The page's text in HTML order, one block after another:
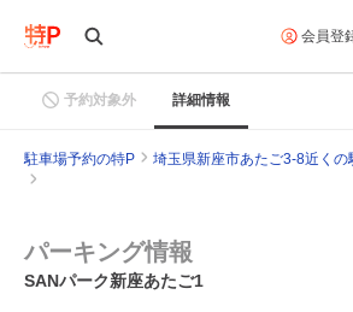
会員登
予約対象外 詳細情報
駐車場予約の特P 埼玉県新座市あたご3-8近くの
パーキング情報
SANパーク新座あたご1